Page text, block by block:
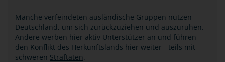
Manche verfeindeten ausländische Gruppen nutzen
Deutschland, um sich zurückzuziehen und auszuruhen.
Andere werben hier aktiv Unterstützer an und führen
den Konflikt des Herkunftslands hier weiter - teils mit
schweren Straftaten.